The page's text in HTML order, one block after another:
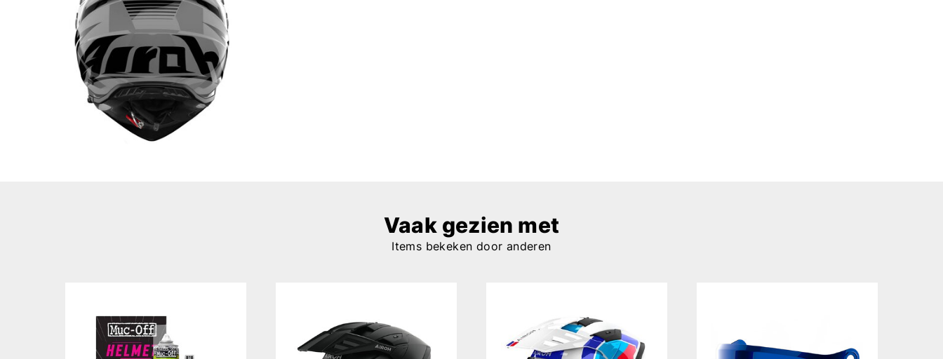
Vaak gezien met
Items bekeken door anderen